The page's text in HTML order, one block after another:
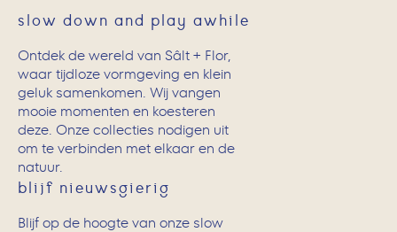
slow down and play awhile
Ontdek de wereld van Sâlt + Flor,
waar tijdloze vormgeving en klein
geluk samenkomen. Wij vangen
mooie momenten en koesteren
deze. Onze collecties nodigen uit
om te verbinden met elkaar en de
natuur.
blijf nieuwsgierig
Blijf op de hoogte van onze slow